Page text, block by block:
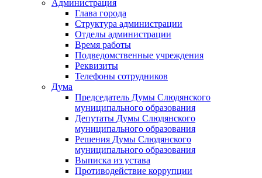
Администрация
Глава города
Структура администрации
Отделы администрации
Время работы
Подведомственные учреждения
Реквизиты
Телефоны сотрудников
Дума
Председатель Думы Слюдянского
муниципального образования
Депутаты Думы Слюдянского
муниципального образования
Решения Думы Слюдянского
муниципального образования
Выписка из устава
Противодействие коррупции